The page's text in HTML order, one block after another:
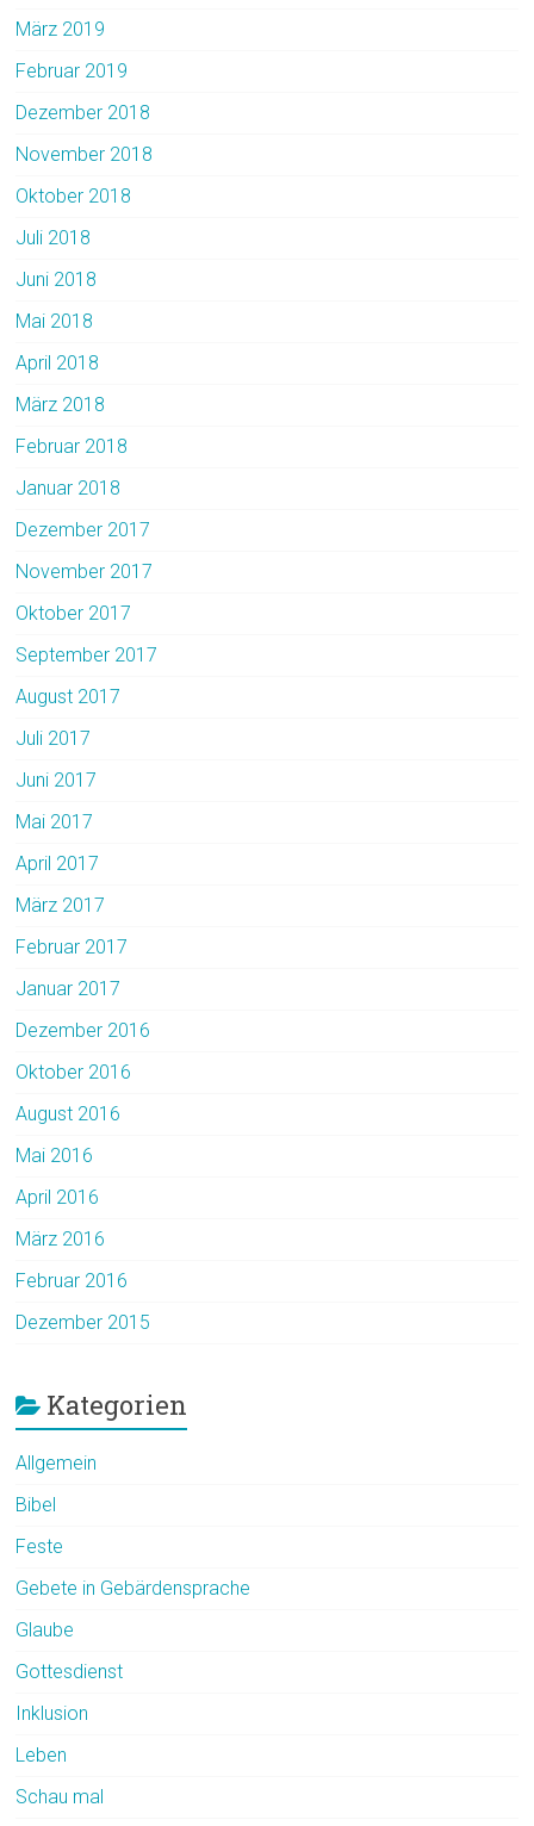
März 2019
Februar 2019
Dezember 2018
November 2018
Oktober 2018
Juli 2018
Juni 2018
Mai 2018
April 2018
März 2018
Februar 2018
Januar 2018
Dezember 2017
November 2017
Oktober 2017
September 2017
August 2017
Juli 2017
Juni 2017
Mai 2017
April 2017
März 2017
Februar 2017
Januar 2017
Dezember 2016
Oktober 2016
August 2016
Mai 2016
April 2016
März 2016
Februar 2016
Dezember 2015
Kategorien
Allgemein
Bibel
Feste
Gebete in Gebärdensprache
Glaube
Gottesdienst
Inklusion
Leben
Schau mal